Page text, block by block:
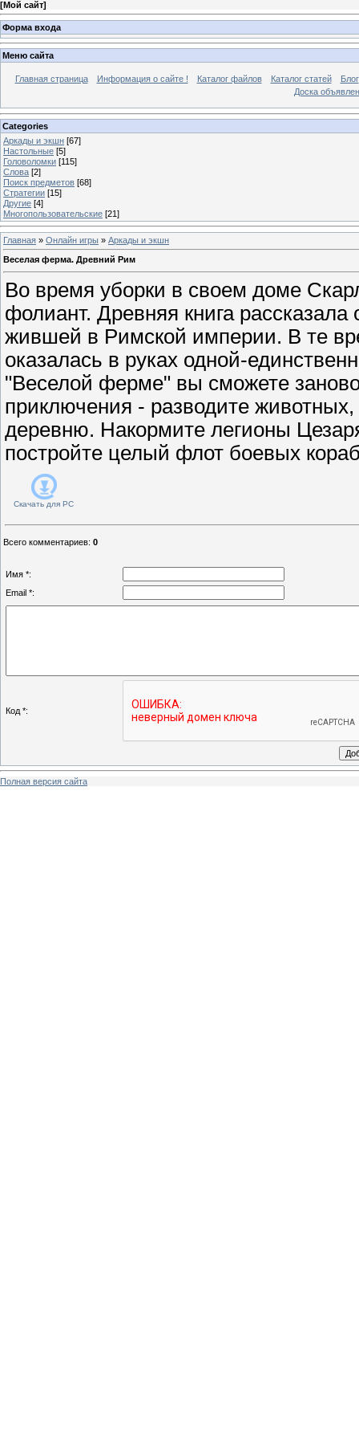
[Мой сайт]
Форма входа
Меню сайта
Главная страница Информация о сайте ! Каталог файлов Каталог статей
Блог
Доска
Categories
Аркады и экшн [67]
Настольные [5]
Головоломки [115]
Слова [2]
Поиск предметов [68]
Стратегии [15]
Другие [4]
Многопользовательские [21]
Главная » Онлайн игры » Аркады и экшн
Веселая ферма. Древний Рим
Во время уборки в своем доме
фолиант. Древняя книга
жившей в Римской империи. В те
оказалась в руках одной-
"Веселой ферме" вы сможете
приключения - разводите животных,
деревню. Накормите легионы
постройте целый флот боевых
Скачать для PC
Всего комментариев: 0
Имя *:
Email *:
Код *:
Полная версия сайта